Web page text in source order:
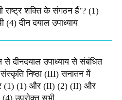
शक्ति के संगठन हैं’? (1)
(4) दीन दयाल उपाध्याय
से दीनदयाल उपाध्याय से संबंधित
निष्ठा (III) सनातन में
(1) (1) और (II) (2) (II) और